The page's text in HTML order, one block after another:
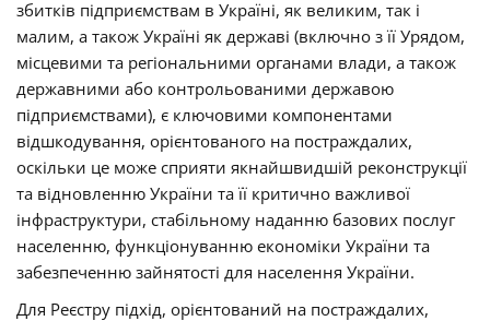
збитків підприємствам в Україні, як великим, так і
малим, а також Україні як державі (включно з її Урядом,
місцевими та регіональними органами влади, а також
державними або контрольованими державою
підприємствами), є ключовими компонентами
відшкодування, орієнтованого на постраждалих,
оскільки це може сприяти якнайшвидшій реконструкції
та відновленню України та її критично важливої
інфраструктури, стабільному наданню базових послуг
населенню, функціонуванню економіки України та
забезпеченню зайнятості для населення України.
Для Реєстру підхід, орієнтований на постраждалих,